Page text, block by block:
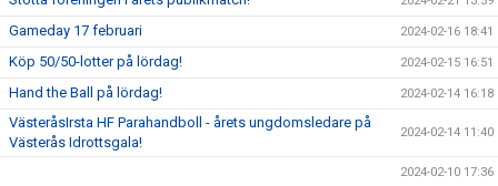
Gameday 17 februari 2024-02-16 18:41
Köp 50/50-lotter på lördag! 2024-02-15 16:51
Hand the Ball på lördag! 2024-02-14 16:18
VästeråsIrsta HF Parahandboll - årets ungdomsledare på
Västerås Idrottsgala!
2024-02-14 11:40
2024-02-10 17:36